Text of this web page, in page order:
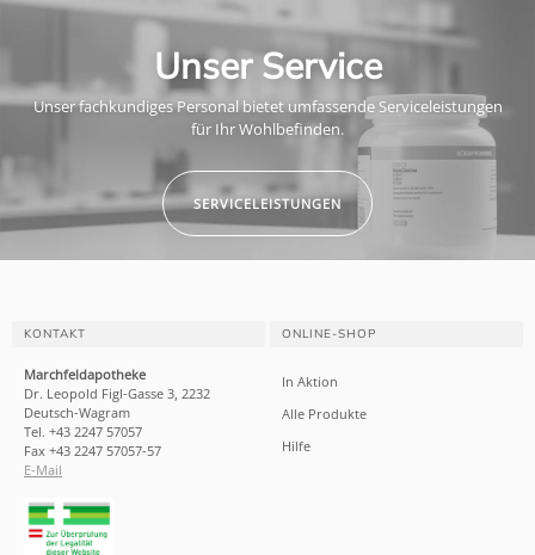
Unser Service
Unser fachkundiges Personal bietet umfassende Serviceleistungen
für Ihr Wohlbefinden.
SERVICELEISTUNGEN
KONTAKT
Marchfeldapotheke
Dr. Leopold Figl-Gasse 3, 2232
Deutsch-Wagram
Tel. +43 2247 57057
Fax +43 2247 57057-57
E-Mail
ONLINE-SHOP
In Aktion
Alle Produkte
Hilfe